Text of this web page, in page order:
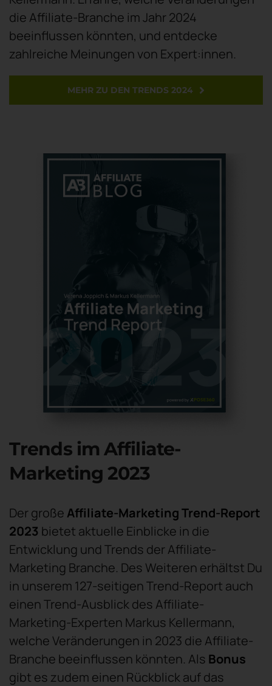
die Affiliate-Branche im Jahr 2024
beeinflussen könnten, und entdecke
zahlreiche Meinungen von Expert:innen.
MEHR ZU DEN TRENDS 2024
Trends im Affiliate-
Marketing 2023
Der große Affiliate-Marketing Trend-Report
2023 bietet aktuelle Einblicke in die
Entwicklung und Trends der Affiliate-
Marketing Branche. Des Weiteren erhältst Du
in unserem 127-seitigen Trend-Report auch
einen Trend-Ausblick des Affiliate-
Marketing-Experten Markus Kellermann,
welche Veränderungen in 2023 die Affiliate-
Branche beeinflussen könnten. Als Bonus
gibt es zudem einen Rückblick auf das